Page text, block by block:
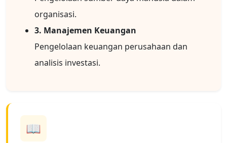
organisasi.
3. Manajemen Keuangan
Pengelolaan keuangan perusahaan dan
analisis investasi.
📖